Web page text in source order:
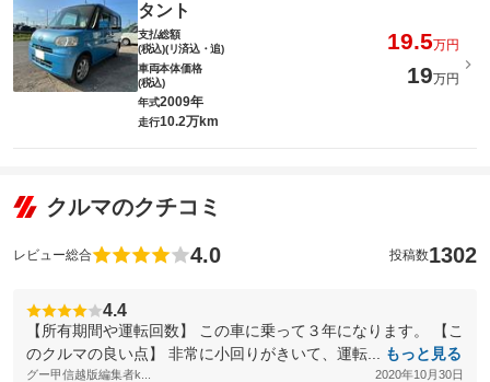
タント
支払総額
(税込)(リ済込・追)
19.5万円
車両本体価格
(税込)
19万円
年式2009年
走行10.2万km
クルマのクチコミ
レビュー総合 4.0 投稿数1302
4.4
【所有期間や運転回数】 この車に乗って３年になります。 【こ
のクルマの良い点】 非常に小回りがきいて、運転...
もっと見る
グー甲信越版編集者k... 2020年10月30日